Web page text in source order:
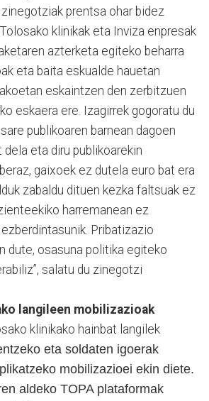
prentsa ohar bidez
klinikak eta Inviza enpresak
azterketa egiteko beharra
eta baita eskualde hauetan
eskaintzen den zerbitzuen
eskaera ere. Izagirrek gogoratu du
publikoaren barnean dagoen
eta diru publikoarekin
gaixoek ez dutela euro bat era
zabaldu dituen kezka faltsuak ez
harremanean ez
Pribatizazio
dute, osasuna politika egiteko
salatu du zinegotzi
langileen mobilizazioak
klinikako hainbat langilek
eta soldaten igoerak
mobilizazioei ekin diete.
aldeko TOPA plataformak